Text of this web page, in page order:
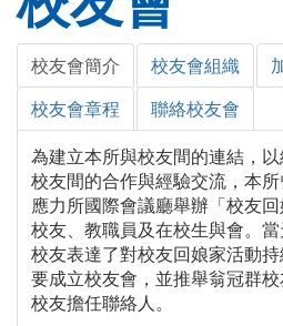
校友會簡介 校友會組織
校友會章程
聯絡校友會
為建立本所與校友間的連結，
校友間的合作與經驗交流，本
應力所國際會議廳舉辦「校友
校友、教職員及在校生與會。
校友表達了對校友回娘家活動
要成立校友會，並推舉翁冠群
校友擔任聯絡人。